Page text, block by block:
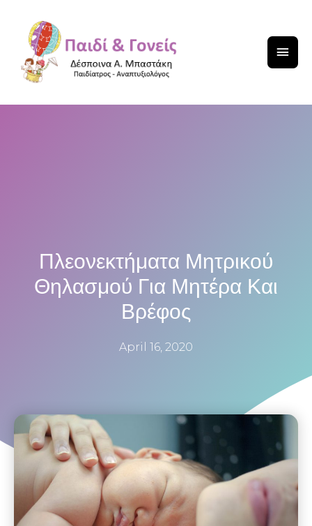
Πλεονεκτήματα Μητρικού
Θηλασμού Για Μητέρα Και
Βρέφος
April 16, 2020